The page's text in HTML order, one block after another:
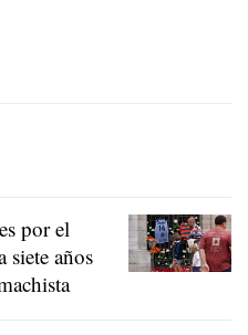
por el
siete años